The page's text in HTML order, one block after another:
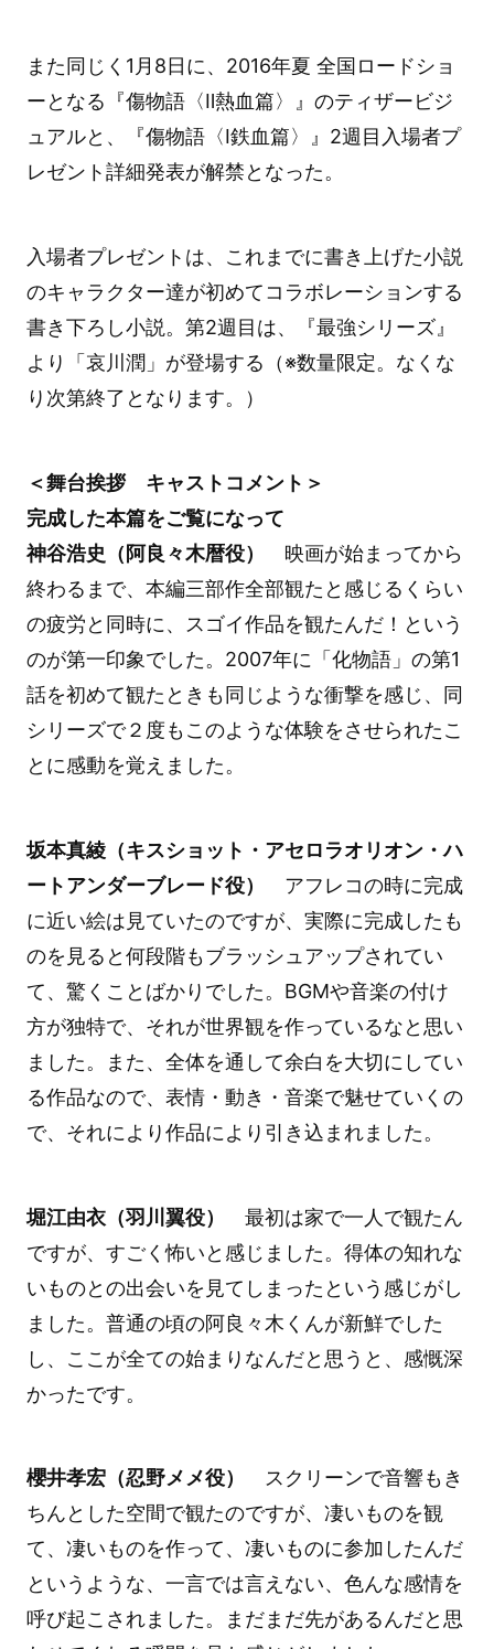
また同じく1月8日に、2016年夏 全国ロードショ
ーとなる『傷物語〈Ⅱ熱血篇〉』のティザービジ
ュアルと、『傷物語〈Ⅰ鉄血篇〉』2週目入場者プ
レゼント詳細発表が解禁となった。
入場者プレゼントは、これまでに書き上げた小説
のキャラクター達が初めてコラボレーションする
書き下ろし小説。第2週目は、『最強シリーズ』
より「哀川潤」が登場する（※数量限定。なくな
り次第終了となります。）
＜舞台挨拶 キャストコメント＞
完成した本篇をご覧になって
神谷浩史（阿良々木暦役） 映画が始まってから
終わるまで、本編三部作全部観たと感じるくらい
の疲労と同時に、スゴイ作品を観たんだ！という
のが第一印象でした。2007年に「化物語」の第1
話を初めて観たときも同じような衝撃を感じ、同
シリーズで２度もこのような体験をさせられたこ
とに感動を覚えました。
坂本真綾（キスショット・アセロラオリオン・ハ
ートアンダーブレード役） アフレコの時に完成
に近い絵は見ていたのですが、実際に完成したも
のを見ると何段階もブラッシュアップされてい
て、驚くことばかりでした。BGMや音楽の付け
方が独特で、それが世界観を作っているなと思い
ました。また、全体を通して余白を大切にしてい
る作品なので、表情・動き・音楽で魅せていくの
で、それにより作品により引き込まれました。
堀江由衣（羽川翼役） 最初は家で一人で観たん
ですが、すごく怖いと感じました。得体の知れな
いものとの出会いを見てしまったという感じがし
ました。普通の頃の阿良々木くんが新鮮でした
し、ここが全ての始まりなんだと思うと、感慨深
かったです。
櫻井孝宏（忍野メメ役） スクリーンで音響もき
ちんとした空間で観たのですが、凄いものを観
て、凄いものを作って、凄いものに参加したんだ
というような、一言では言えない、色んな感情を
呼び起こされました。まだまだ先があるんだと思